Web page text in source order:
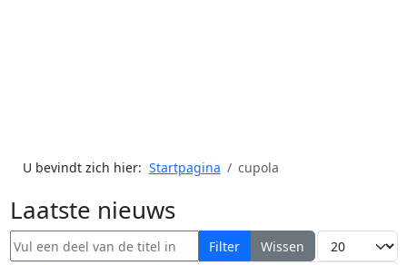
U bevindt zich hier: Startpagina cupola
Laatste nieuws
Vul een deel van de titel in Filter Wissen Toon #